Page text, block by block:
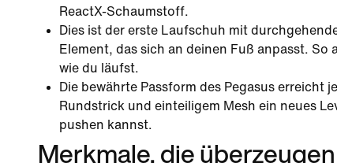
ReactX-Schaumstoff.
Dies ist der erste Laufschuh mit
Element, das sich an deinen Fuß anpasst. So
wie du läufst.
Die bewährte Passform des Pegasus erreicht
Rundstrick und einteiligem Mesh ein neues
pushen kannst.
Merkmale, die überzeugen